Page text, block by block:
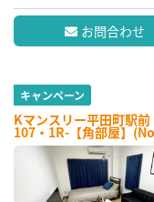
お問合わせ
キャンペーン
Kマンスリー平田町駅前
107・1R-【角部屋】